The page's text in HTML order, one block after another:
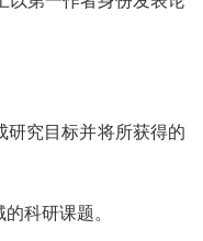
研究目标并将所获得的
科研课题。